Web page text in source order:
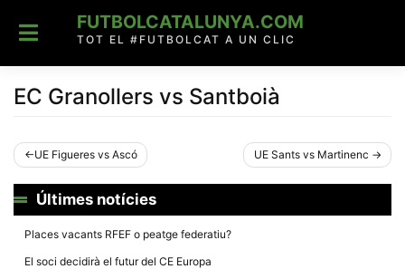
content
FUTBOLCATALUNYA.COM
TOT EL #FUTBOLCAT A UN CLIC
EC Granollers vs Santboià
Navegació
d'entrades
UE Figueres vs Ascó UE Sants vs Martinenc
Últimes notícies
Places vacants RFEF o peatge federatiu?
El soci decidirà el futur del CE Europa